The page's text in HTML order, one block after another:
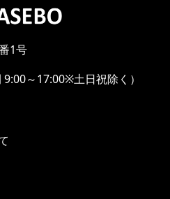
1号
～17:00※土日祝除く）